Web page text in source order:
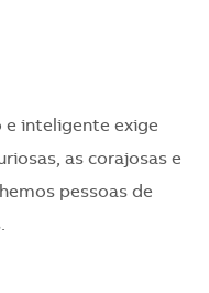
inteligente exige
as corajosas e
pessoas de